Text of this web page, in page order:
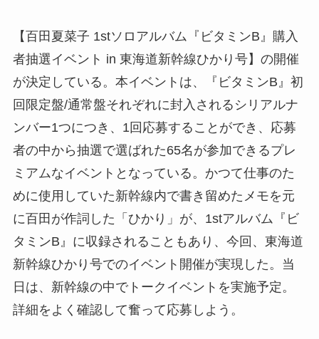
【百田夏菜子 1stソロアルバム『ビタミンB』購入
者抽選イベント in 東海道新幹線ひかり号】の開催
が決定している。本イベントは、『ビタミンB』初
回限定盤/通常盤それぞれに封入されるシリアルナ
ンバー1つにつき、1回応募することができ、応募
者の中から抽選で選ばれた65名が参加できるプレ
ミアムなイベントとなっている。かつて仕事のた
めに使用していた新幹線内で書き留めたメモを元
に百田が作詞した「ひかり」が、1stアルバム『ビ
タミンB』に収録されることもあり、今回、東海道
新幹線ひかり号でのイベント開催が実現した。当
日は、新幹線の中でトークイベントを実施予定。
詳細をよく確認して奮って応募しよう。